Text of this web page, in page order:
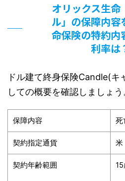
オリックス生命
ル」の保障内容
命保険の特約内
利率は
ドル建て終身保険Candle(キ
しての概要を確認しましょう
保障内容 死
契約指定通貨 米
契約年齢範囲